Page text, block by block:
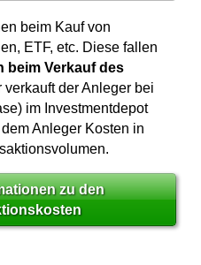
beim Kauf von
ETF, etc. Diese fallen
beim Verkauf des
verkauft der Anleger bei
im Investmentdepot
Anleger Kosten in
zu den